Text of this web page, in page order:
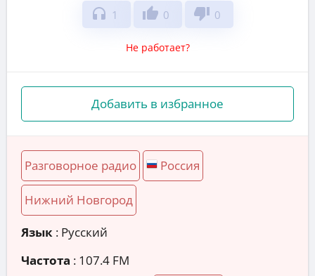
headphones 1 thumb_up 0 thumb_down 0
Не работает?
Добавить в избранное
Разговорное радио Россия
Нижний Новгород
Язык : Русский
Частота : 107.4 FM